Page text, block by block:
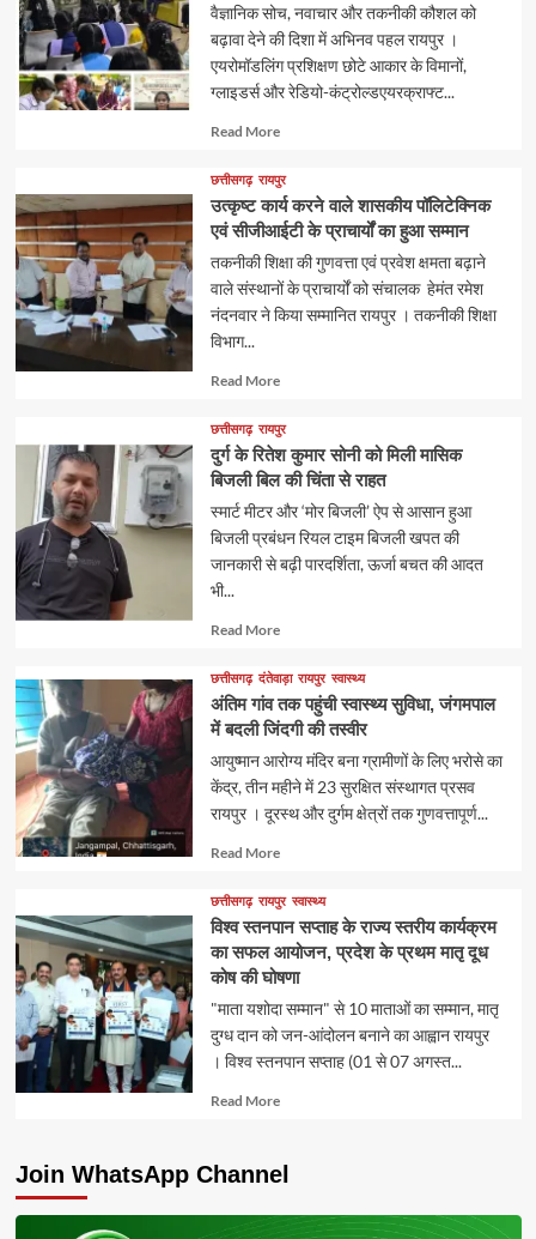
वैज्ञानिक सोच, नवाचार और तकनीकी कौशल को
बढ़ावा देने की दिशा में अभिनव पहल रायपुर ।
एयरोमॉडलिंग प्रशिक्षण छोटे आकार के विमानों,
ग्लाइडर्स और रेडियो-कंट्रोल्डएयरक्राफ्ट...
Read MoreRead
about
छत्तीसगढ़ रायपुर
उत्कृष्ट कार्य करने वाले शासकीय पॉलिटेक्निक
एवं सीजीआईटी के प्राचार्यों का हुआ सम्मान
तकनीकी शिक्षा की गुणवत्ता एवं प्रवेश क्षमता बढ़ाने
वाले संस्थानों के प्राचार्यों को संचालक हेमंत रमेश
नंदनवार ने किया सम्मानित रायपुर । तकनीकी शिक्षा
विभाग...
Read MoreRead
about
छत्तीसगढ़ रायपुर
दुर्ग के रितेश कुमार सोनी को मिली मासिक
बिजली बिल की चिंता से राहत
स्मार्ट मीटर और ‘मोर बिजली’ ऐप से आसान हुआ
बिजली प्रबंधन रियल टाइम बिजली खपत की
जानकारी से बढ़ी पारदर्शिता, ऊर्जा बचत की आदत
भी...
Read MoreRead
about
छत्तीसगढ़ दंतेवाड़ा रायपुर स्वास्थ्य
अंतिम गांव तक पहुंची स्वास्थ्य सुविधा, जंगमपाल
में बदली जिंदगी की तस्वीर
आयुष्मान आरोग्य मंदिर बना ग्रामीणों के लिए भरोसे का
केंद्र, तीन महीने में 23 सुरक्षित संस्थागत प्रसव
रायपुर । दूरस्थ और दुर्गम क्षेत्रों तक गुणवत्तापूर्ण...
Read MoreRead
about
छत्तीसगढ़ रायपुर स्वास्थ्य
विश्व स्तनपान सप्ताह के राज्य स्तरीय कार्यक्रम
का सफल आयोजन, प्रदेश के प्रथम मातृ दूध
कोष की घोषणा
"माता यशोदा सम्मान" से 10 माताओं का सम्मान, मातृ
दुग्ध दान को जन-आंदोलन बनाने का आह्वान रायपुर
। विश्व स्तनपान सप्ताह (01 से 07 अगस्त...
Read MoreRead
Join WhatsApp Channel